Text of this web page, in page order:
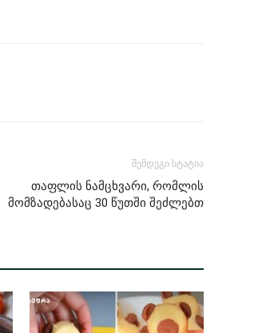
შემდეგი სტატია
თაფლის ნამცხვარი, რომლის
მომზადებასაც 30 წუთში შეძლებთ